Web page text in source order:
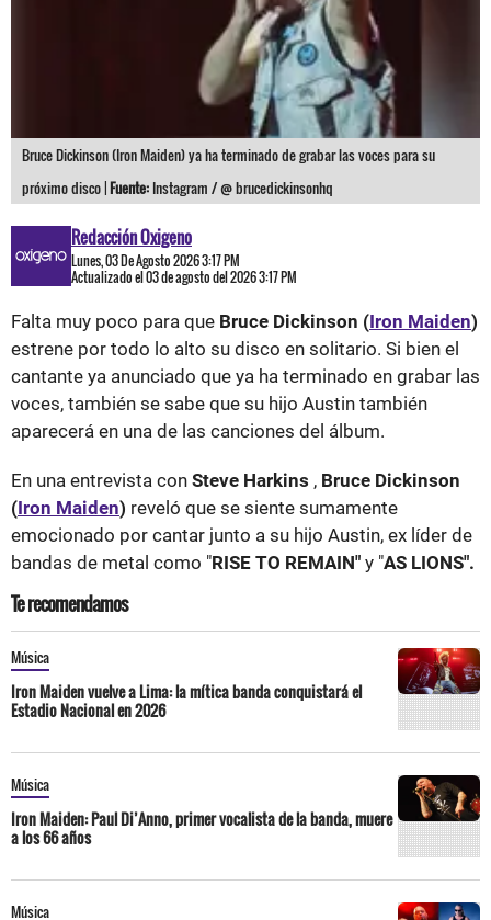
Bruce Dickinson (Iron Maiden) ya ha terminado de grabar las voces para su
próximo disco |Fuente: Instagram / @ brucedickinsonhq
Redacción Oxigeno
Lunes, 03 De Agosto 2026 3:17 PM
Actualizado el 03 de agosto del 2026 3:17 PM
Falta muy poco para que Bruce Dickinson (Iron Maiden)
estrene por todo lo alto su disco en solitario. Si bien el
cantante ya anunciado que ya ha terminado en grabar las
voces, también se sabe que su hijo Austin también
aparecerá en una de las canciones del álbum.
En una entrevista con Steve Harkins , Bruce Dickinson
(Iron Maiden) reveló que se siente sumamente
emocionado por cantar junto a su hijo Austin, ex líder de
bandas de metal como "RISE TO REMAIN" y "AS LIONS".
Te recomendamos
Música
Iron Maiden vuelve a Lima: la mítica banda conquistará el
Estadio Nacional en 2026
Música
Iron Maiden: Paul Di’Anno, primer vocalista de la banda, muere
a los 66 años
Música